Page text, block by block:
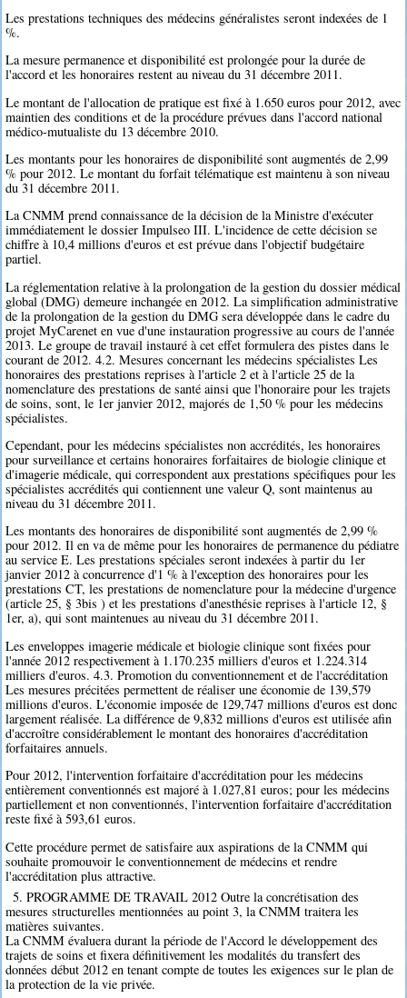
Les prestations techniques des médecins généralistes seront indexées de 1
%.
La mesure permanence et disponibilité est prolongée pour la durée de
l'accord et les honoraires restent au niveau du 31 décembre 2011.
Le montant de l'allocation de pratique est fixé à 1.650 euros pour 2012, avec
maintien des conditions et de la procédure prévues dans l'accord national
médico-mutualiste du 13 décembre 2010.
Les montants pour les honoraires de disponibilité sont augmentés de 2,99
% pour 2012. Le montant du forfait télématique est maintenu à son niveau
du 31 décembre 2011.
La CNMM prend connaissance de la décision de la Ministre d'exécuter
immédiatement le dossier Impulseo III. L'incidence de cette décision se
chiffre à 10,4 millions d'euros et est prévue dans l'objectif budgétaire
partiel.
La réglementation relative à la prolongation de la gestion du dossier médical
global (DMG) demeure inchangée en 2012. La simplification administrative
de la prolongation de la gestion du DMG sera développée dans le cadre du
projet MyCarenet en vue d'une instauration progressive au cours de l'année
2013. Le groupe de travail instauré à cet effet formulera des pistes dans le
courant de 2012. 4.2. Mesures concernant les médecins spécialistes Les
honoraires des prestations reprises à l'article 2 et à l'article 25 de la
nomenclature des prestations de santé ainsi que l'honoraire pour les trajets
de soins, sont, le 1er janvier 2012, majorés de 1,50 % pour les médecins
spécialistes.
Cependant, pour les médecins spécialistes non accrédités, les honoraires
pour surveillance et certains honoraires forfaitaires de biologie clinique et
d'imagerie médicale, qui correspondent aux prestations spécifiques pour les
spécialistes accrédités qui contiennent une valeur Q, sont maintenus au
niveau du 31 décembre 2011.
Les montants des honoraires de disponibilité sont augmentés de 2,99 %
pour 2012. Il en va de même pour les honoraires de permanence du pédiatre
au service E. Les prestations spéciales seront indexées à partir du 1er
janvier 2012 à concurrence d'1 % à l'exception des honoraires pour les
prestations CT, les prestations de nomenclature pour la médecine d'urgence
(article 25, § 3bis ) et les prestations d'anesthésie reprises à l'article 12, §
1er, a), qui sont maintenues au niveau du 31 décembre 2011.
Les enveloppes imagerie médicale et biologie clinique sont fixées pour
l'année 2012 respectivement à 1.170.235 milliers d'euros et 1.224.314
milliers d'euros. 4.3. Promotion du conventionnement et de l'accréditation
Les mesures précitées permettent de réaliser une économie de 139,579
millions d'euros. L'économie imposée de 129,747 millions d'euros est donc
largement réalisée. La différence de 9,832 millions d'euros est utilisée afin
d'accroître considérablement le montant des honoraires d'accréditation
forfaitaires annuels.
Pour 2012, l'intervention forfaitaire d'accréditation pour les médecins
entièrement conventionnés est majoré à 1.027,81 euros; pour les médecins
partiellement et non conventionnés, l'intervention forfaitaire d'accréditation
reste fixé à 593,61 euros.
Cette procédure permet de satisfaire aux aspirations de la CNMM qui
souhaite promouvoir le conventionnement de médecins et rendre
l'accréditation plus attractive.
5. PROGRAMME DE TRAVAIL 2012 Outre la concrétisation des
mesures structurelles mentionnées au point 3, la CNMM traitera les
matières suivantes.
La CNMM évaluera durant la période de l'Accord le développement des
trajets de soins et fixera définitivement les modalités du transfert des
données début 2012 en tenant compte de toutes les exigences sur le plan de
la protection de la vie privée.